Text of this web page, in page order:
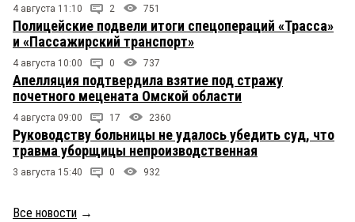
4 августа 11:10 2 751
Полицейские подвели итоги спецопераций «Трасса»
и «Пассажирский транспорт»
4 августа 10:00 0 737
Апелляция подтвердила взятие под стражу
почетного мецената Омской области
4 августа 09:00 17 2360
Руководству больницы не удалось убедить суд, что
травма уборщицы непроизводственная
3 августа 15:40 0 932
Все новости →